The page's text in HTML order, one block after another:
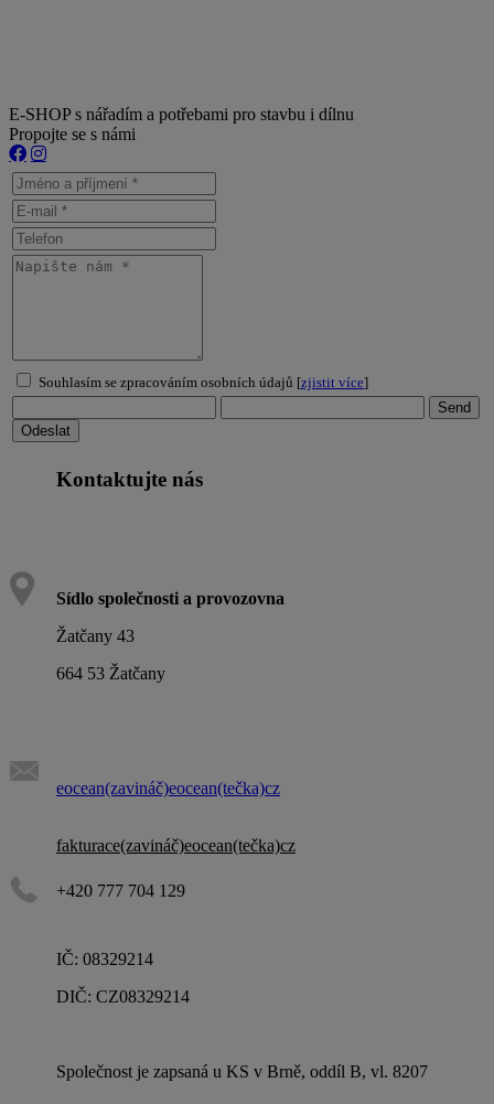
E-SHOP s nářadím a potřebami pro stavbu i dílnu
Propojte se s námi
Souhlasím se zpracováním osobních údajů [zjistit více]
Kontaktujte nás
Sídlo společnosti a provozovna
Žatčany 43
664 53 Žatčany
eocean(zavináč)eocean(tečka)cz
fakturace(zavináč)eocean(tečka)cz
+420 777 704 129
IČ: 08329214
DIČ: CZ08329214
Společnost je zapsaná u KS v Brně, oddíl B, vl. 8207